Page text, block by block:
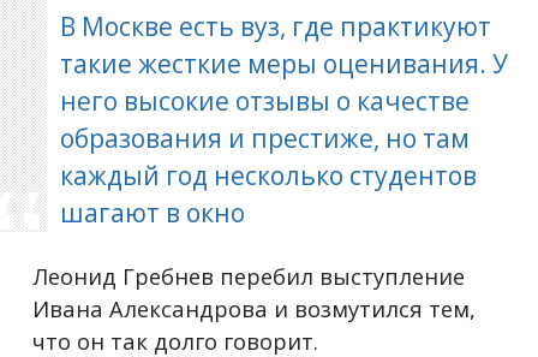
В Москве есть вуз, где практикуют
такие жесткие меры оценивания. У
него высокие отзывы о качестве
образования и престиже, но там
каждый год несколько студентов
шагают в окно
Леонид Гребнев перебил выступление
Ивана Александрова и возмутился тем,
что он так долго говорит.